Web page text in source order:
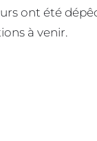
ont été
à venir.